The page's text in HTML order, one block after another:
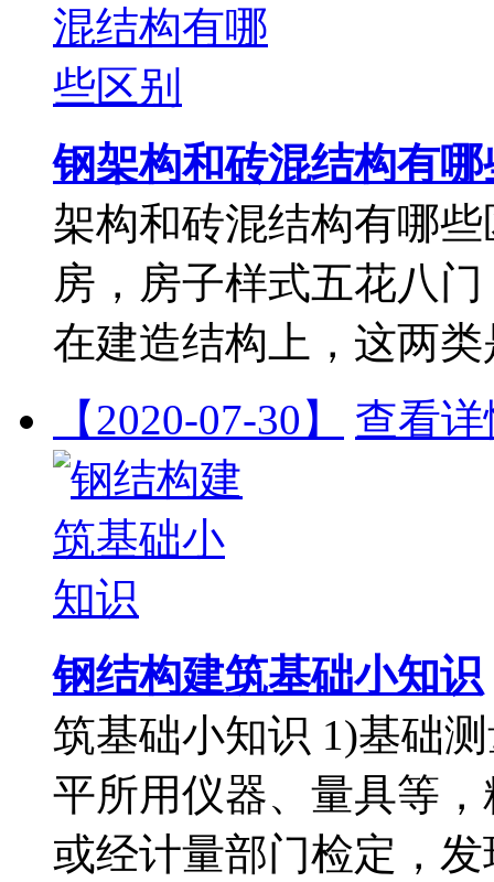
钢架构和砖混结构有
架构和砖混结构有哪
房，房子样式五花八
在建造结构上，这两
【2020-07-30】
查看详
钢结构建筑基础小知识
筑基础小知识 1)基础
平所用仪器、量具等
或经计量部门检定，